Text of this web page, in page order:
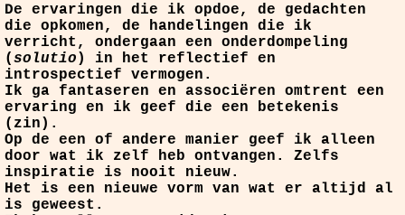
De ervaringen die ik opdoe, de gedachten
die opkomen, de handelingen die ik
verricht, ondergaan een onderdompeling
(solutio ) in het reflectief en
introspectief vermogen.
Ik ga fantaseren en associëren omtrent een
ervaring en ik geef die een betekenis
(zin).
Op de een of andere manier geef ik alleen
door wat ik zelf heb ontvangen. Zelfs
inspiratie is nooit nieuw.
Het is een nieuwe vorm van wat er altijd al
is geweest.